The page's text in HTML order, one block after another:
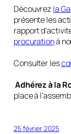
Découvrez la
présente les
rapport
procurationà
Consulter les
Adhérez à la
place à
25 février 2025